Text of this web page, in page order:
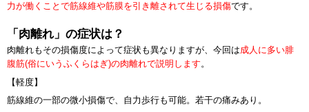
力が働くことで筋線維や筋膜を引き離されて生じる損傷です。
「肉離れ」の症状は？
肉離れもその損傷度によって症状も異なりますが、今回は成人に多い腓
腹筋(俗にいうふくらはぎ)の肉離れで説明します。
【軽度】
筋線維の一部の微小損傷で、自力歩行も可能。若干の痛みあり。